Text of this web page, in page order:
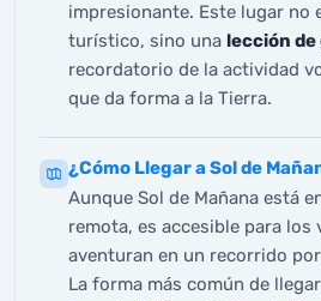
impresionante. Este lugar no
turístico, sino una lección de
recordatorio de la actividad
que da forma a la Tierra.
¿Cómo Llegar a Sol de
Aunque Sol de Mañana está
remota, es accesible para los
aventuran en un recorrido
La forma más común de